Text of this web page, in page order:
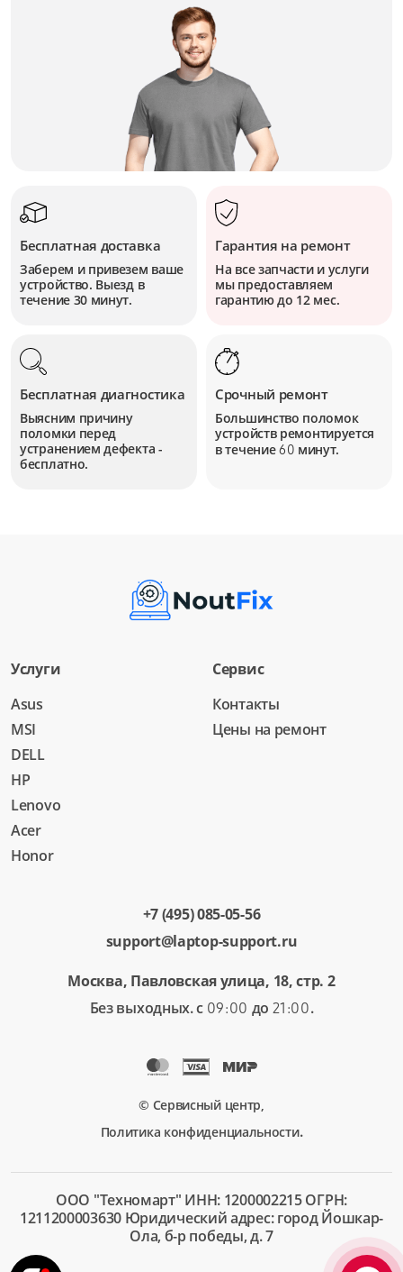
Бесплатная доставка
Заберем и привезем ваше
устройство. Выезд в
течение 30 минут.
Гарантия на ремонт
На все запчасти и услуги
мы предоставляем
гарантию до 12 мес.
Бесплатная диагностика
Выясним причину
поломки перед
устранением дефекта -
бесплатно.
Срочный ремонт
Большинство поломок
устройств ремонтируется
в течение60 минут.
Услуги
Asus
MSI
DELL
HP
Lenovo
Acer
Honor
Сервис
Контакты
Цены на ремонт
+7 (495) 085-05-56
support@laptop-support.ru
Москва, Павловская улица, 18, стр. 2
Без выходных. с 09:00 до 21:00.
© Сервисный центр,
Политика конфиденциальности.
ООО "Техномарт" ИНН: 1200002215 ОГРН:
1211200003630 Юридический адрес: город Йошкар-
Ола, б-р победы, д. 7
+7 (495)